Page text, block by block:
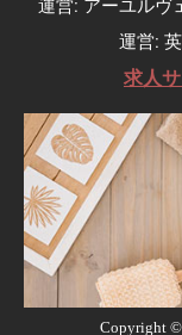
運営: アーユルヴ
運営:
求人
Copyright ©